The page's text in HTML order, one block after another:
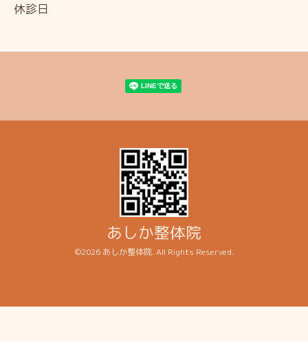
休診日
あしか整体院
©2026 あしか整体院. All Rights Reserved.